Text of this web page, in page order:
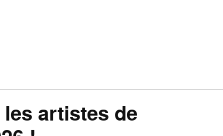
artistes de